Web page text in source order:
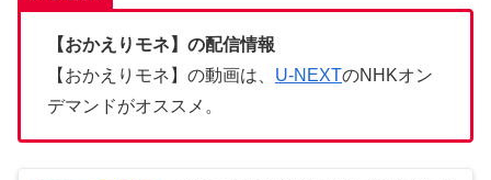
【おかえりモネ】の配信情報
【おかえりモネ】の動画は、 U-NEXTのNHKオン
デマンドがオススメ。